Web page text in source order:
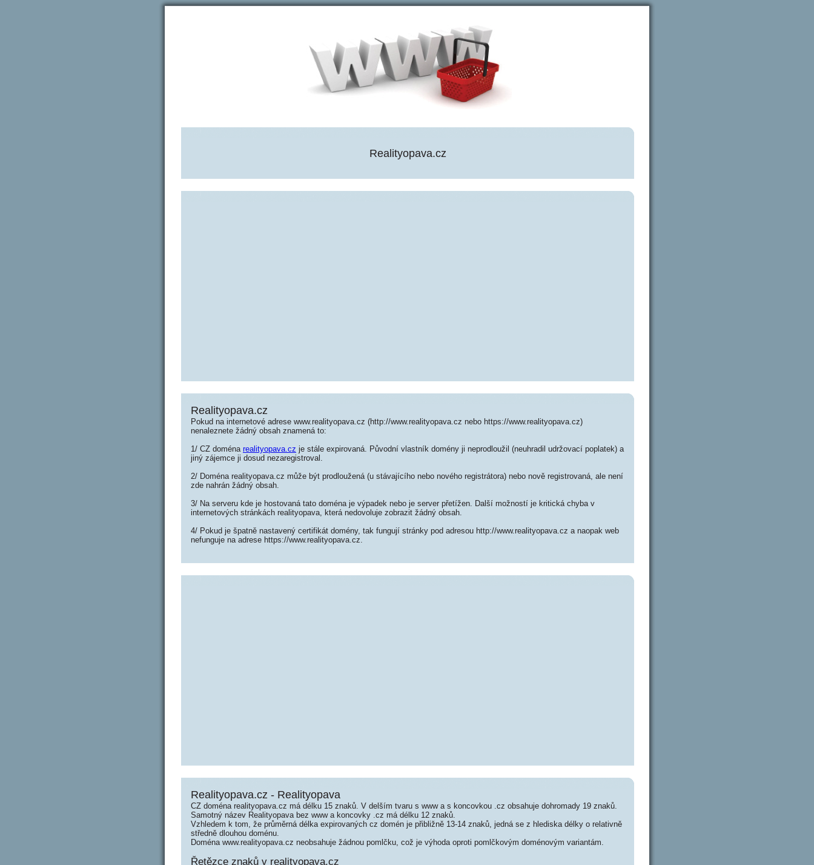
Realityopava.cz
Realityopava.cz
Pokud na internetové adrese www.realityopava.cz (http://www.realityopava.cz nebo https://www.realityopava.cz)
nenaleznete žádný obsah znamená to:
1/ CZ doména realityopava.cz je stále expirovaná. Původní vlastník domény ji neprodloužil (neuhradil udržovací poplatek) a
jiný zájemce ji dosud nezaregistroval.
2/ Doména realityopava.cz může být prodloužená (u stávajícího nebo nového registrátora) nebo nově registrovaná, ale není
zde nahrán žádný obsah.
3/ Na serveru kde je hostovaná tato doména je výpadek nebo je server přetížen. Další možností je kritická chyba v
internetových stránkách realityopava, která nedovoluje zobrazit žádný obsah.
4/ Pokud je špatně nastavený certifikát domény, tak fungují stránky pod adresou http://www.realityopava.cz a naopak web
nefunguje na adrese https://www.realityopava.cz.
Realityopava.cz - Realityopava
CZ doména realityopava.cz má délku 15 znaků. V delším tvaru s www a s koncovkou .cz obsahuje dohromady 19 znaků.
Samotný název Realityopava bez www a koncovky .cz má délku 12 znaků.
Vzhledem k tom, že průměrná délka expirovaných cz domén je přibližně 13-14 znaků, jedná se z hlediska délky o relativně
středně dlouhou doménu.
Doména www.realityopava.cz neobsahuje žádnou pomlčku, což je výhoda oproti pomlčkovým doménovým variantám.
Řetězce znaků v realityopava.cz